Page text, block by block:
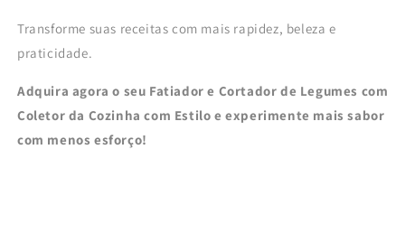
Transforme suas receitas com mais rapidez, beleza e
praticidade.
Adquira agora o seu Fatiador e Cortador de Legumes com
Coletor da Cozinha com Estilo e experimente mais sabor
com menos esforço!